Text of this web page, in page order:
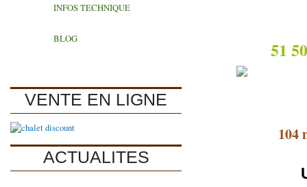
INFOS TECHNIQUE
BLOG
VENTE EN LIGNE
ACTUALITES
51
104